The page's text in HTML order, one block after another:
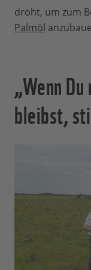
droht, um zum
Palmöl
„Wenn
bleibst,